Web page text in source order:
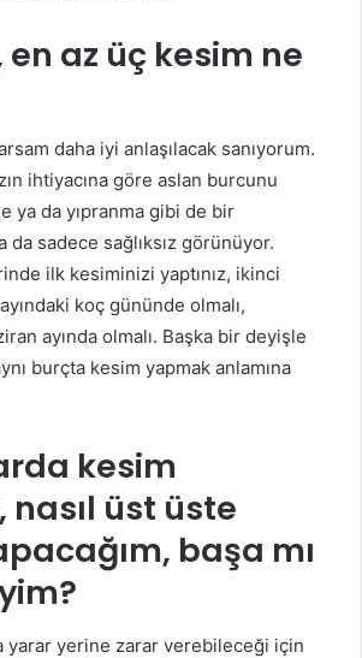
en az üç kesim ne
daha iyi anlaşılacak sanıyorum.
ihtiyacına göre aslan burcunu
ya da yıpranma gibi de bir
da sadece sağlıksız görünüyor.
ilk kesiminizi yaptınız, ikinci
koç gününde olmalı,
ayında olmalı. Başka bir deyişle
burçta kesim yapmak anlamına
kesim
üst üste
başa mı
yarar yerine zarar verebileceği için